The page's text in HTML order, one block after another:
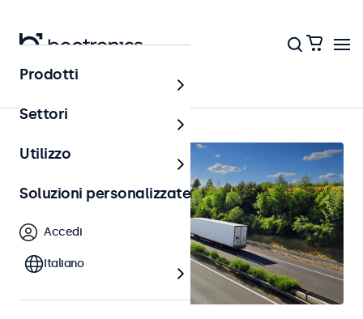
Home
Prodotti
Settori
Utilizzo
Soluzioni personalizzate
Accedi
Italiano